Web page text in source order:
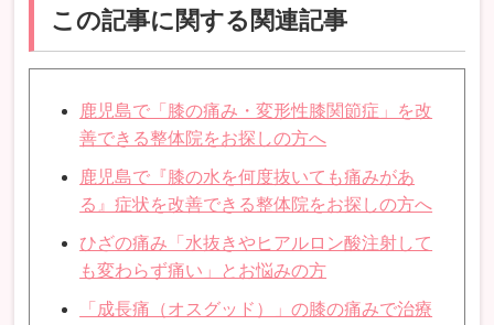
この記事に関する関連記事
鹿児島で「膝の痛み・変形性膝関節症」を改
善できる整体院をお探しの方へ
鹿児島で『膝の水を何度抜いても痛みがあ
る』症状を改善できる整体院をお探しの方へ
ひざの痛み「水抜きやヒアルロン酸注射して
も変わらず痛い」とお悩みの方
「成長痛（オスグッド）」の膝の痛みで治療